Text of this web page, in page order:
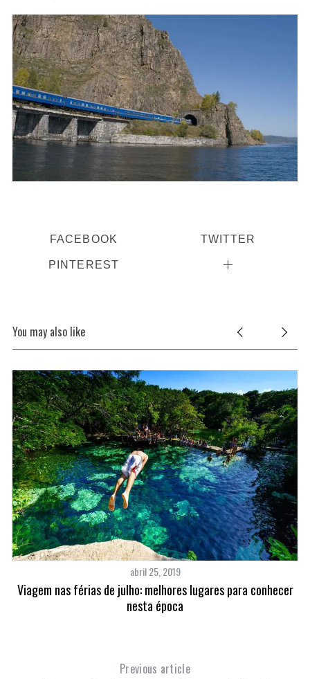
FACEBOOK TWITTER
PINTEREST
You may also like
abril 25, 2019
Viagem nas férias de julho: melhores lugares para conhecer
nesta época
Previous article